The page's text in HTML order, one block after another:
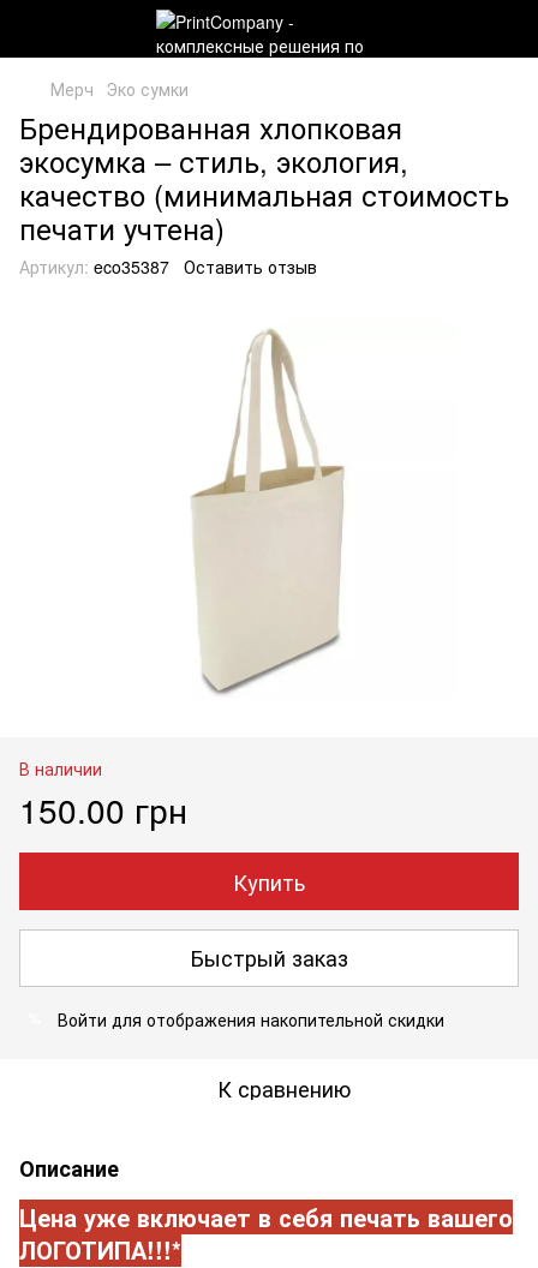
Мерч Эко сумки
Брендированная хлопковая
экосумка – стиль, экология,
качество (минимальная стоимость
печати учтена)
Артикул: eco35387 Оставить отзыв
В наличии
150.00 грн
Купить
Быстрый заказ
Войти для отображения накопительной скидки
К сравнению
Описание
Цена уже включает в себя печать вашего
ЛОГОТИПА!!!*